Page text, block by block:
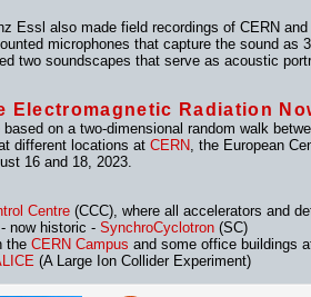
Essl also made field recordings of CERN
microphones that capture the sound as
two soundscapes that serve as acoustic
Electromagnetic Radiation
on a two-dimensional random walk
different locations at CERN, the European
16 and 18, 2023.
Centre (CCC), where all accelerators and
now historic - SynchroCyclotron (SC)
the CERN Campus and some office buildings
(A Large Ion Collider Experiment)